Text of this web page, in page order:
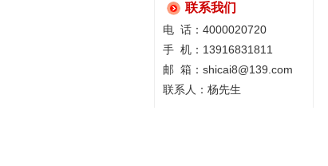
联系我们
电 话：4000020720
手 机：13916831811
邮 箱：shicai8@139.com
联系人：杨先生